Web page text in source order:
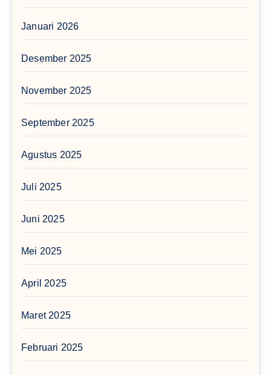
Januari 2026
Desember 2025
November 2025
September 2025
Agustus 2025
Juli 2025
Juni 2025
Mei 2025
April 2025
Maret 2025
Februari 2025